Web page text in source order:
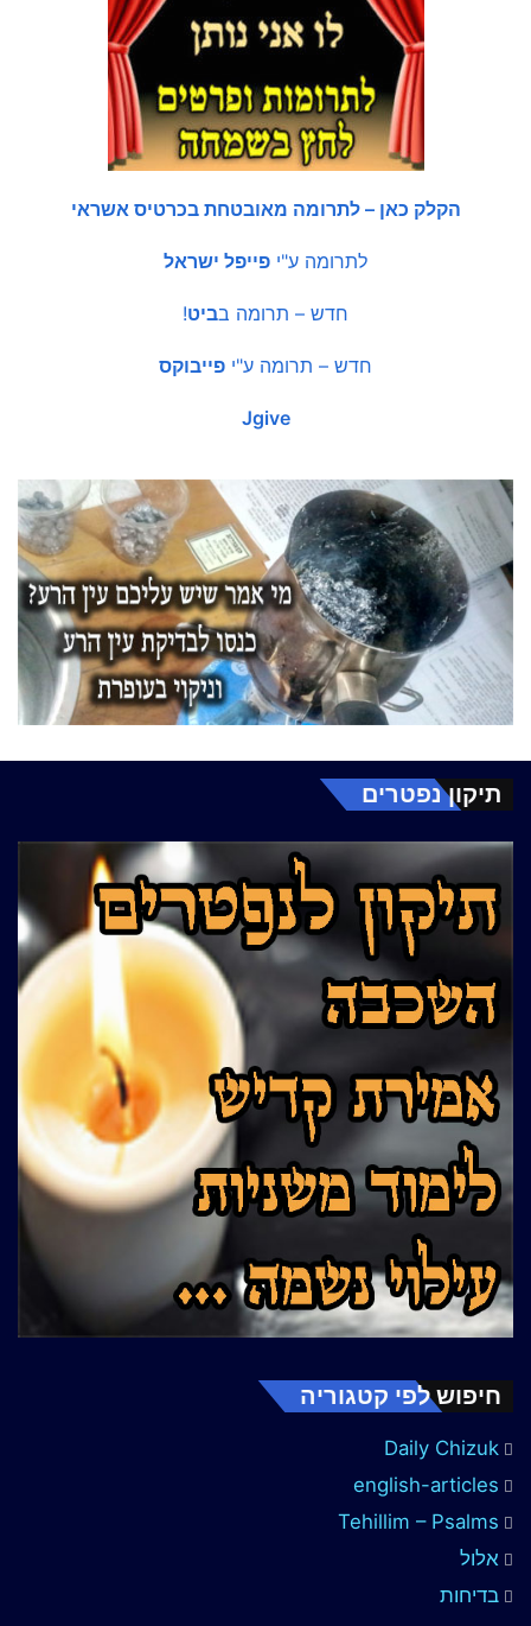
הקלק כאן – לתרומה מאובטחת בכרטיס אשראי
לתרומה ע"י פייפל ישראל
חדש – תרומה בביט!
חדש – תרומה ע"י פייבוקס
Jgive
תיקון נפטרים
חיפוש לפי קטגוריה
Daily Chizuk
english-articles
Tehillim – Psalms
אלול
בדיחות